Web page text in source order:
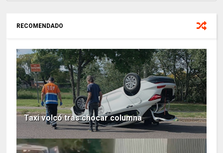
RECOMENDADO
Taxi volcó tras chocar columna